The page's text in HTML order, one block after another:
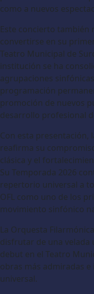
como a nuevos
Este concierto también
convertirse en su
Teatro Municipal de
institución se ha
agrupaciones
programación
promoción de nuevos
desarrollo profesional
Con esta presentación,
reafirma su
clásica y el
Su Temporada 2026
repertorio universal a
OFL como uno de los
movimiento sinfónico
La Orquesta
disfrutar de una velada
debut en el Teatro
obras más admiradas
universal.